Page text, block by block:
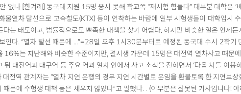
안 없나 [한겨레] 동국대 지원 15명 응시 못해 학교쪽 “재시험 힘들다” 대부분 대학은
물열차 탈선으로 고속철도(KTX) 등이 연착하는 바람에 일부 시험생들이 대학입시
다는 태도이고, 법률적으로도 뾰족한 대책을 찾기 어렵다. 하지만 비슷한 일은 언제
인다. “열차 탈선 때문에 …”=28일 오후 1시30분부터로 예정된 동국대 수시 2학
16%는 지난해와 비슷한 수준이지만, 결시생 가운데 15명은 대전역 열차사고 때문
뒤 대전역과 대구역 등 주요 역과 열차 안에서 사고 소식을 전하면서 ‘다음 차를 이용
대전역 관계자는 “열차 지연 운행의 경우 지연 시간별로 운임을 환불토록 한 지연보
때문에 수험생 대책 등은 세우지 않았다”고 말했다. . (이부분은 잘못된 기사입니다!